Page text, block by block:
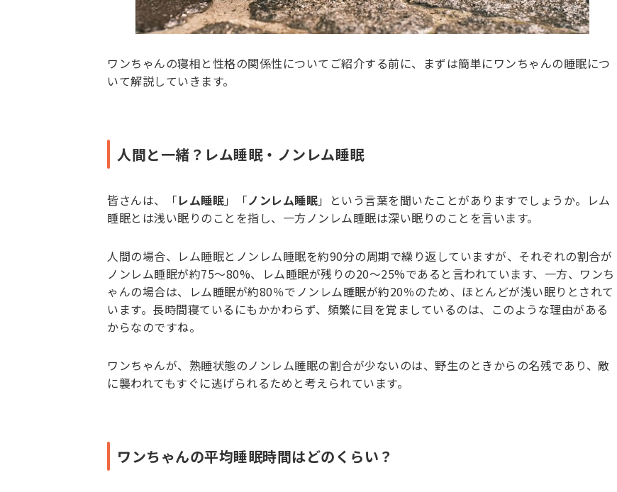
ワンちゃんの寝相と性格の関係性についてご紹介する前に、まずは簡単にワンちゃんの睡眠につ
いて解説していきます。
人間と一緒？レム睡眠・ノンレム睡眠
皆さんは、「レム睡眠」「ノンレム睡眠」という言葉を聞いたことがありますでしょうか。レム
睡眠とは浅い眠りのことを指し、一方ノンレム睡眠は深い眠りのことを言います。
人間の場合、レム睡眠とノンレム睡眠を約90分の周期で繰り返していますが、それぞれの割合が
ノンレム睡眠が約75〜80%、レム睡眠が残りの20〜25%であると言われています、一方、ワンち
ゃんの場合は、レム睡眠が約80％でノンレム睡眠が約20％のため、ほとんどが浅い眠りとされて
います。長時間寝ているにもかかわらず、頻繁に目を覚ましているのは、このような理由がある
からなのですね。
ワンちゃんが、熟睡状態のノンレム睡眠の割合が少ないのは、野生のときからの名残であり、敵
に襲われてもすぐに逃げられるためと考えられています。
ワンちゃんの平均睡眠時間はどのくらい？